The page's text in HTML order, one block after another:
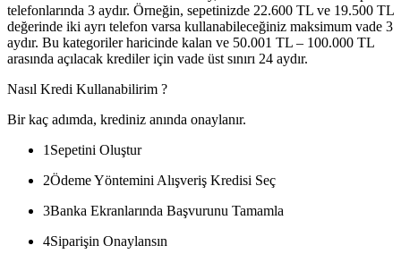
telefonlarında 3 aydır. Örneğin, sepetinizde 22.600 TL ve 19.500 TL
değerinde iki ayrı telefon varsa kullanabileceğiniz maksimum vade 3
aydır. Bu kategoriler haricinde kalan ve 50.001 TL – 100.000 TL
arasında açılacak krediler için vade üst sınırı 24 aydır.
Nasıl Kredi Kullanabilirim ?
Bir kaç adımda, krediniz anında onaylanır.
1 Sepetini Oluştur
2Ödeme Yöntemini Alışveriş Kredisi Seç
3Banka Ekranlarında Başvurunu Tamamla
4Siparişin Onaylansın